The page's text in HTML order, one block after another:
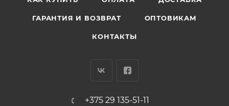
ГАРАНТИЯ И ВОЗВРАТ ОПТОВИКАМ
КОНТАКТЫ
+375 29 135-51-11